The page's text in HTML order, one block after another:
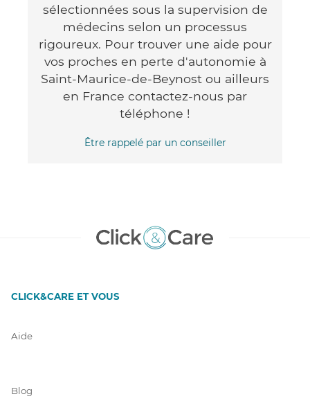
sélectionnées sous la supervision de
médecins selon un processus
rigoureux. Pour trouver une aide pour
vos proches en perte d'autonomie à
Saint-Maurice-de-Beynost ou ailleurs
en France contactez-nous par
téléphone !
Être rappelé par un conseiller
CLICK&CARE ET VOUS
Aide
Blog